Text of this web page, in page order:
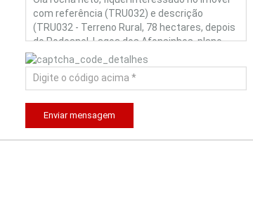
Enviar mensagem